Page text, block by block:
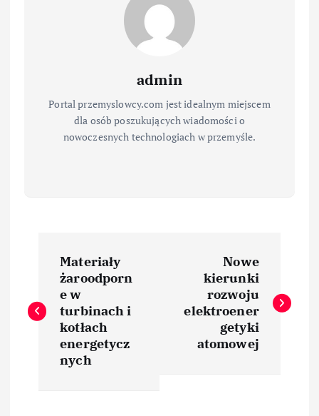
admin
Portal przemyslowcy.com jest idealnym miejscem
dla osób poszukujących wiadomości o
nowoczesnych technologiach w przemyśle.
w
Materiały
żaroodporn
e w
turbinach i
kotłach
energetycz
nych
Nowe
kierunki
rozwoju
elektroener
getyki
atomowej